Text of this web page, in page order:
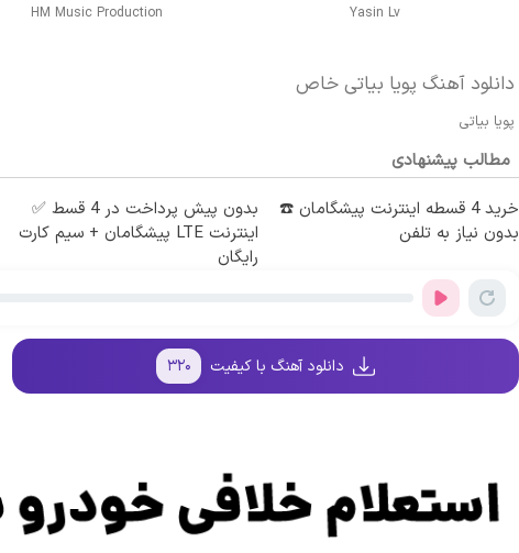
Yasin Lv
HM Music Production
دانلود آهنگ پویا بیاتی خاص
پویا بیاتی
مطالب پیشنهادی
خرید 4 قسطه اینترنت پیشگامان ☎️
بدون نیاز به تلفن
بدون پیش پرداخت در 4 قسط ✅
اینترنت LTE پیشگامان + سیم کارت
رایگان
دانلود آهنگ با کیفیت ۳۲۰